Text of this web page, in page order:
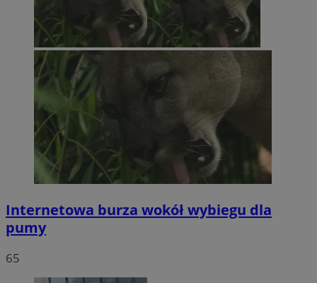
Internetowa burza wokół wybiegu dla
pumy
65